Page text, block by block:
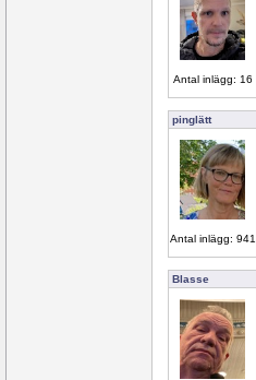
Antal inlägg: 16
pinglätt
Antal inlägg: 941
Blasse